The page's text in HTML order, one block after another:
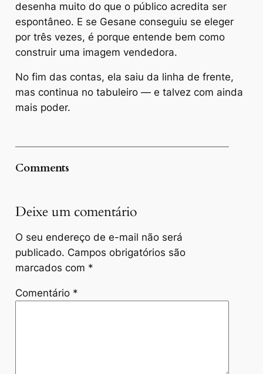
desenha muito do que o público acredita ser
espontâneo. E se Gesane conseguiu se eleger
por três vezes, é porque entende bem como
construir uma imagem vendedora.
No fim das contas, ela saiu da linha de frente,
mas continua no tabuleiro — e talvez com ainda
mais poder.
Comments
Deixe um comentário
O seu endereço de e-mail não será
publicado. Campos obrigatórios são
marcados com *
Comentário *